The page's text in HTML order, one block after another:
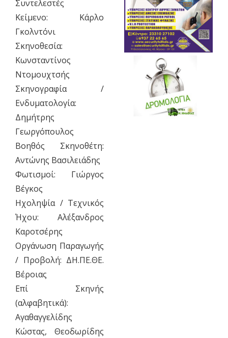
Συντελεστές
Κείμενο: Κάρλο
Γκολντόνι
Σκηνοθεσία:
Κωνσταντίνος
Ντομουχτσής
Σκηνογραφία /
Ενδυματολογία:
Δημήτρης
Γεωργόπουλος
Βοηθός Σκηνοθέτη:
Αντώνης Βασιλειάδης
Φωτισμοί: Γιώργος
Βέγκος
Ηχοληψία / Τεχνικός
Ήχου: Αλέξανδρος
Καροτσέρης
Οργάνωση Παραγωγής
/ Προβολή: ΔΗ.ΠΕ.ΘΕ.
Βέροιας
Επί Σκηνής
(αλφαβητικά):
Αγαθαγγελίδης
Κώστας, Θεοδωρίδης